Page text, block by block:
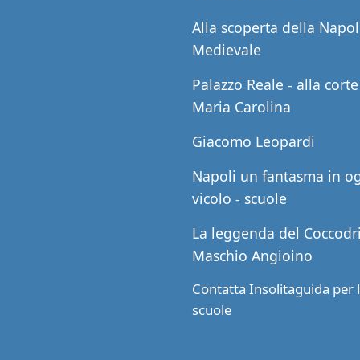
Alla scoperta della
Medievale
Palazzo Reale - alla
Maria Carolina
Giacomo Leopardi
Napoli un fantasma in
vicolo - scuole
La leggenda del
Maschio Angioino
Contatta Insolitaguida per
scuole